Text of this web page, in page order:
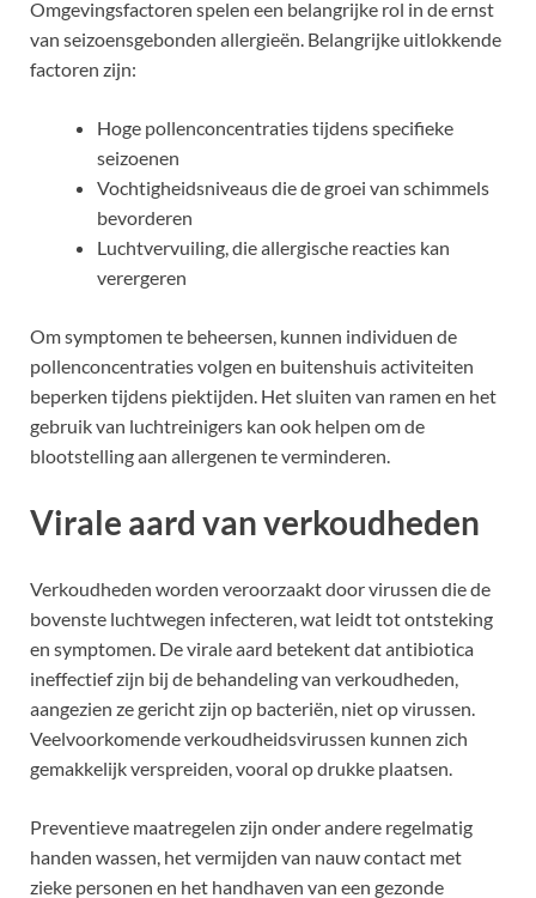
Omgevingsfactoren spelen een belangrijke rol in de ernst
van seizoensgebonden allergieën. Belangrijke uitlokkende
factoren zijn:
Hoge pollenconcentraties tijdens specifieke
seizoenen
Vochtigheidsniveaus die de groei van schimmels
bevorderen
Luchtvervuiling, die allergische reacties kan
verergeren
Om symptomen te beheersen, kunnen individuen de
pollenconcentraties volgen en buitenshuis activiteiten
beperken tijdens piektijden. Het sluiten van ramen en het
gebruik van luchtreinigers kan ook helpen om de
blootstelling aan allergenen te verminderen.
Virale aard van verkoudheden
Verkoudheden worden veroorzaakt door virussen die de
bovenste luchtwegen infecteren, wat leidt tot ontsteking
en symptomen. De virale aard betekent dat antibiotica
ineffectief zijn bij de behandeling van verkoudheden,
aangezien ze gericht zijn op bacteriën, niet op virussen.
Veelvoorkomende verkoudheidsvirussen kunnen zich
gemakkelijk verspreiden, vooral op drukke plaatsen.
Preventieve maatregelen zijn onder andere regelmatig
handen wassen, het vermijden van nauw contact met
zieke personen en het handhaven van een gezonde